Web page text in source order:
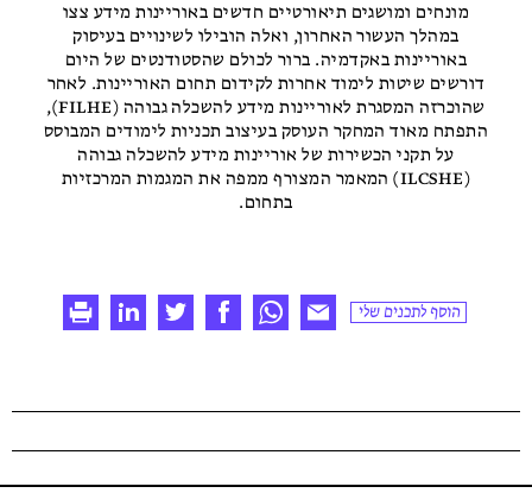
מונחים ומושגים תיאורטיים חדשים באוריינות מידע צצו
במהלך העשור האחרון, ואלה הובילו לשינויים בעיסוק
באוריינות באקדמיה. ברור לכולם שהסטודנטים של היום
דורשים שיטות לימוד אחרות לקידום תחום האוריינות. לאחר
שהוכרזה המסגרת לאוריינות מידע להשכלה גבוהה (FILHE),
התפתח מאוד המחקר העוסק בעיצוב תכניות לימודים המבוסס
על תקני הכשירות של אוריינות מידע להשכלה גבוהה
(ILCSHE) המאמר המצורף ממפה את המגמות המרכזיות
בתחום.
הוסף לתכנים שלי